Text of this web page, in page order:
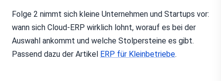
Folge 2 nimmt sich kleine Unternehmen und Startups vor:
wann sich Cloud-ERP wirklich lohnt, worauf es bei der
Auswahl ankommt und welche Stolpersteine es gibt.
Passend dazu der Artikel ERP für Kleinbetriebe.